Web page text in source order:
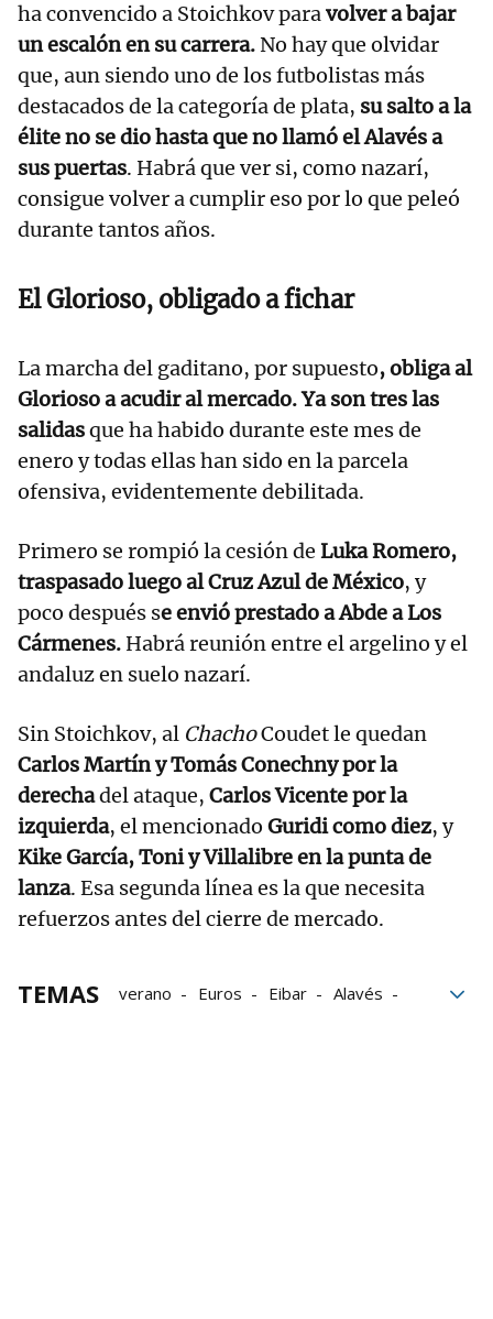
ha convencido a Stoichkov paravolver a bajar
un escalón en su carrera. No hay que olvidar
que, aun siendo uno de los futbolistas más
destacados de la categoría de plata, su salto a la
élite no se dio hasta que no llamó el Alavés a
sus puertas. Habrá que ver si, como nazarí,
consigue volver a cumplir eso por lo que peleó
durante tantos años.
El Glorioso, obligado a fichar
La marcha del gaditano, por supuesto, obliga al
Glorioso a acudir al mercado. Ya son tres las
salidasque ha habido durante este mes de
enero y todas ellas han sido en la parcela
ofensiva, evidentemente debilitada.
Primero se rompió la cesión de Luka Romero,
traspasado luego al Cruz Azul de México, y
poco después se envió prestado a Abde a Los
Cármenes. Habrá reunión entre el argelino y el
andaluz en suelo nazarí.
Sin Stoichkov, al ChachoCoudet le quedan
Carlos Martín y Tomás Conechny por la
derechadel ataque, Carlos Vicente por la
izquierda, el mencionado Guridi como diez, y
Kike García, Toni y Villalibre en la punta de
lanza. Esa segunda línea es la que necesita
refuerzos antes del cierre de mercado.
TEMAS verano Euros Eibar
Alavés